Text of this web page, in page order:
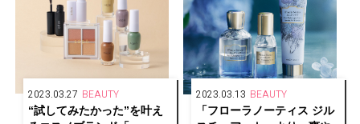
2023.03.27 BEAUTY
“試してみたかった”を叶え
2023.03.13 BEAUTY
「フローラノーティス ジル